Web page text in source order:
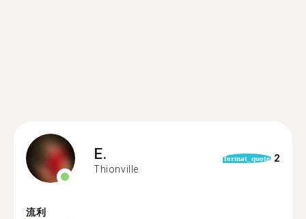
E.
Thionville
format_quote 2
流利